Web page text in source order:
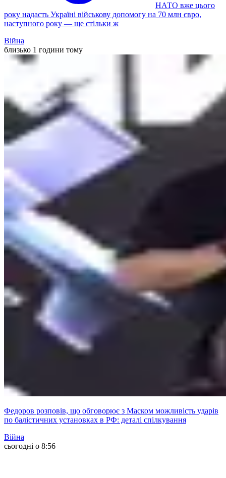
НАТО вже цього
року надасть Україні військову допомогу на 70 млн євро,
наступного року — ще стільки ж
Війна
близько 1 години тому
Федоров розповів, що обговорює з Маском можливість ударів
по балістичних установках в РФ: деталі спілкування
Війна
сьогодні о 8:56